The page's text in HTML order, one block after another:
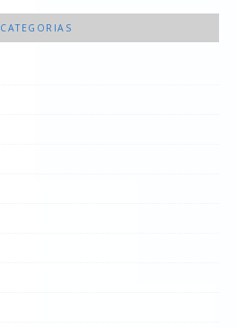
CATEGORIAS